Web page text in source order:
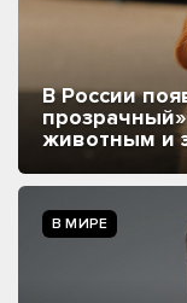
В России
животным и
В МИРЕ